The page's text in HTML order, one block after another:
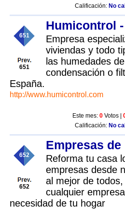
Calificación: No
651
651
Humicontrol
Empresa
viviendas y todo
las humedades
condensación o
España.
http://www.humicontrol.com
Este mes: 0 Votos |
Calificación: No
652
652
Empresas de
Reforma tu casa
empresas desde
al mejor de
cualquier
necesidad de tu hogar